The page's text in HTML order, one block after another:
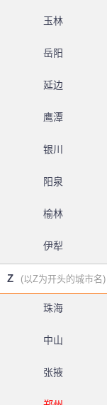
玉林
岳阳
延边
鹰潭
银川
阳泉
榆林
伊犁
Z (以Z为开头的城市名)
珠海
中山
张掖